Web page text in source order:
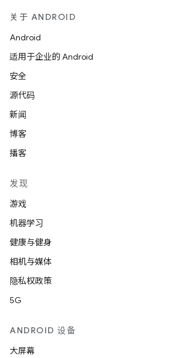
关于 ANDROID
Android
适用于企业的 Android
安全
源代码
新闻
博客
播客
发现
游戏
机器学习
健康与健身
相机与媒体
隐私权政策
5G
ANDROID 设备
大屏幕